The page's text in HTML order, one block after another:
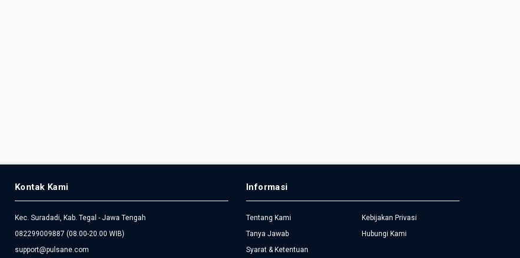
Kontak Kami
Kec. Suradadi, Kab. Tegal - Jawa Tengah
082299009887 (08.00-20.00 WIB)
support@pulsane.com
Informasi
Tentang Kami
Tanya Jawab
Syarat & Ketentuan
Kebijakan Privasi
Hubungi Kami